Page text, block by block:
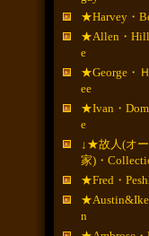
★Harvey・
★Allen・
e
★George・
ee
★Ivan・
e
↓★故人(オ
家)・
★Fred・
★Austin&Ike
n